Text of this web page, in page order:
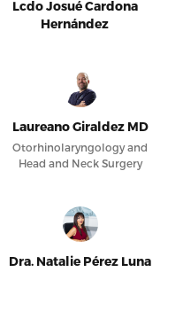
Lcdo Josué Cardona
Hernández
Laureano Giraldez MD
Otorhinolaryngology and
Head and Neck Surgery
Dra. Natalie Pérez Luna